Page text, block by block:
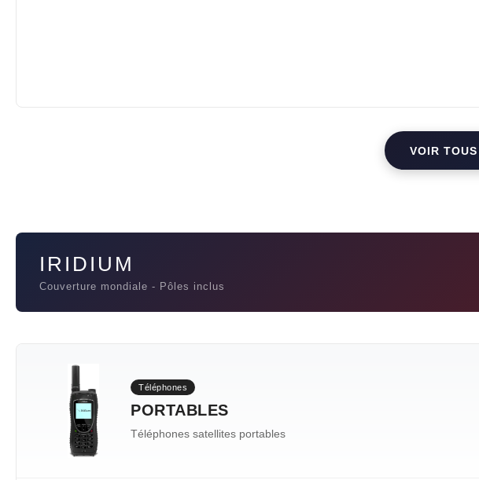
VOIR
IRIDIUM
Couverture mondiale - Pôles inclus
Téléphones
PORTABLES
Téléphones satellites portables